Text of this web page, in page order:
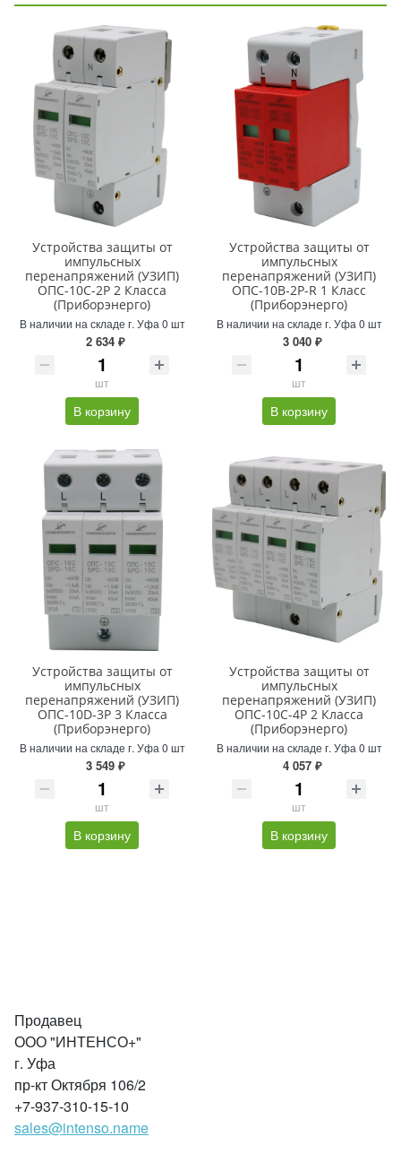
Устройства защиты от
импульсных
перенапряжений (УЗИП)
ОПС-10С-2Р 2 Класса
(Приборэнерго)
В наличии на складе г. Уфа 0 шт
2 634 ₽
шт
В корзину
Устройства защиты от
импульсных
перенапряжений (УЗИП)
ОПС-10В-2Р-R 1 Класс
(Приборэнерго)
В наличии на складе г. Уфа 0 шт
3 040 ₽
шт
В корзину
Устройства защиты от
импульсных
перенапряжений (УЗИП)
ОПС-10D-3Р 3 Класса
(Приборэнерго)
В наличии на складе г. Уфа 0 шт
3 549 ₽
шт
В корзину
Устройства защиты от
импульсных
перенапряжений (УЗИП)
ОПС-10С-4Р 2 Класса
(Приборэнерго)
В наличии на складе г. Уфа 0 шт
4 057 ₽
шт
В корзину
Продавец
ООО "ИНТЕНСО+"
г. Уфа
пр-кт Октября 106/2
+7-937-310-15-10
sales@intenso.name